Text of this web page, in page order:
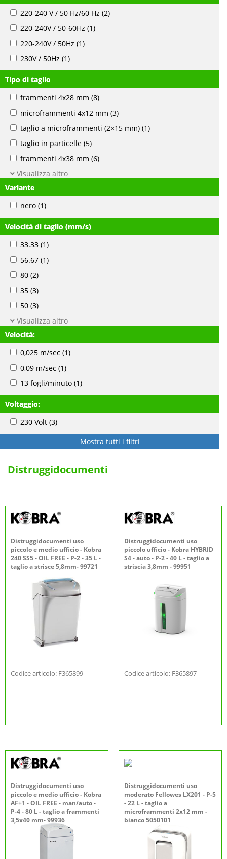
220-240 V / 50 Hz/60 Hz (2)
220-240V / 50-60Hz (1)
220-240V / 50Hz (1)
230V / 50Hz (1)
Tipo di taglio
frammenti 4x28 mm (8)
microframmenti 4x12 mm (3)
taglio a microframmenti (2×15 mm) (1)
taglio in particelle (5)
frammenti 4x38 mm (6)
Visualizza altro
Variante
nero (1)
Velocità di taglio (mm/s)
33.33 (1)
56.67 (1)
80 (2)
35 (3)
50 (3)
Visualizza altro
Velocità:
0,025 m/sec (1)
0,09 m/sec (1)
13 fogli/minuto (1)
Voltaggio:
230 Volt (3)
Mostra tutti i filtri
Distruggidocumenti
Distruggidocumenti uso
piccolo e medio ufficio - Kobra
240 SS5 - OIL FREE - P-2 - 35 L -
taglio a strisce 5,8mm- 99721
Codice articolo: F365899
Distruggidocumenti uso
piccolo ufficio - Kobra HYBRID
S4 - auto - P-2 - 40 L - taglio a
striscia 3,8mm - 99951
Codice articolo: F365897
Distruggidocumenti uso
piccolo e medio ufficio - Kobra
AF+1 - OIL FREE - man/auto -
P-4 - 80 L - taglio a frammenti
3,5x40 mm- 99936
Distruggidocumenti uso
moderato Fellowes LX201 - P-5
- 22 L - taglio a
microframmenti 2x12 mm -
bianco 5050101